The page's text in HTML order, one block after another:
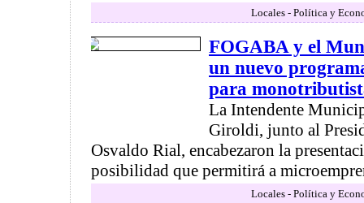
Locales - Política y
FOGABA y el
un nuevo
para
La Intendente
Giroldi, junto al
Osvaldo Rial, encabezaron la
posibilidad que permitirá a
Locales - Política y